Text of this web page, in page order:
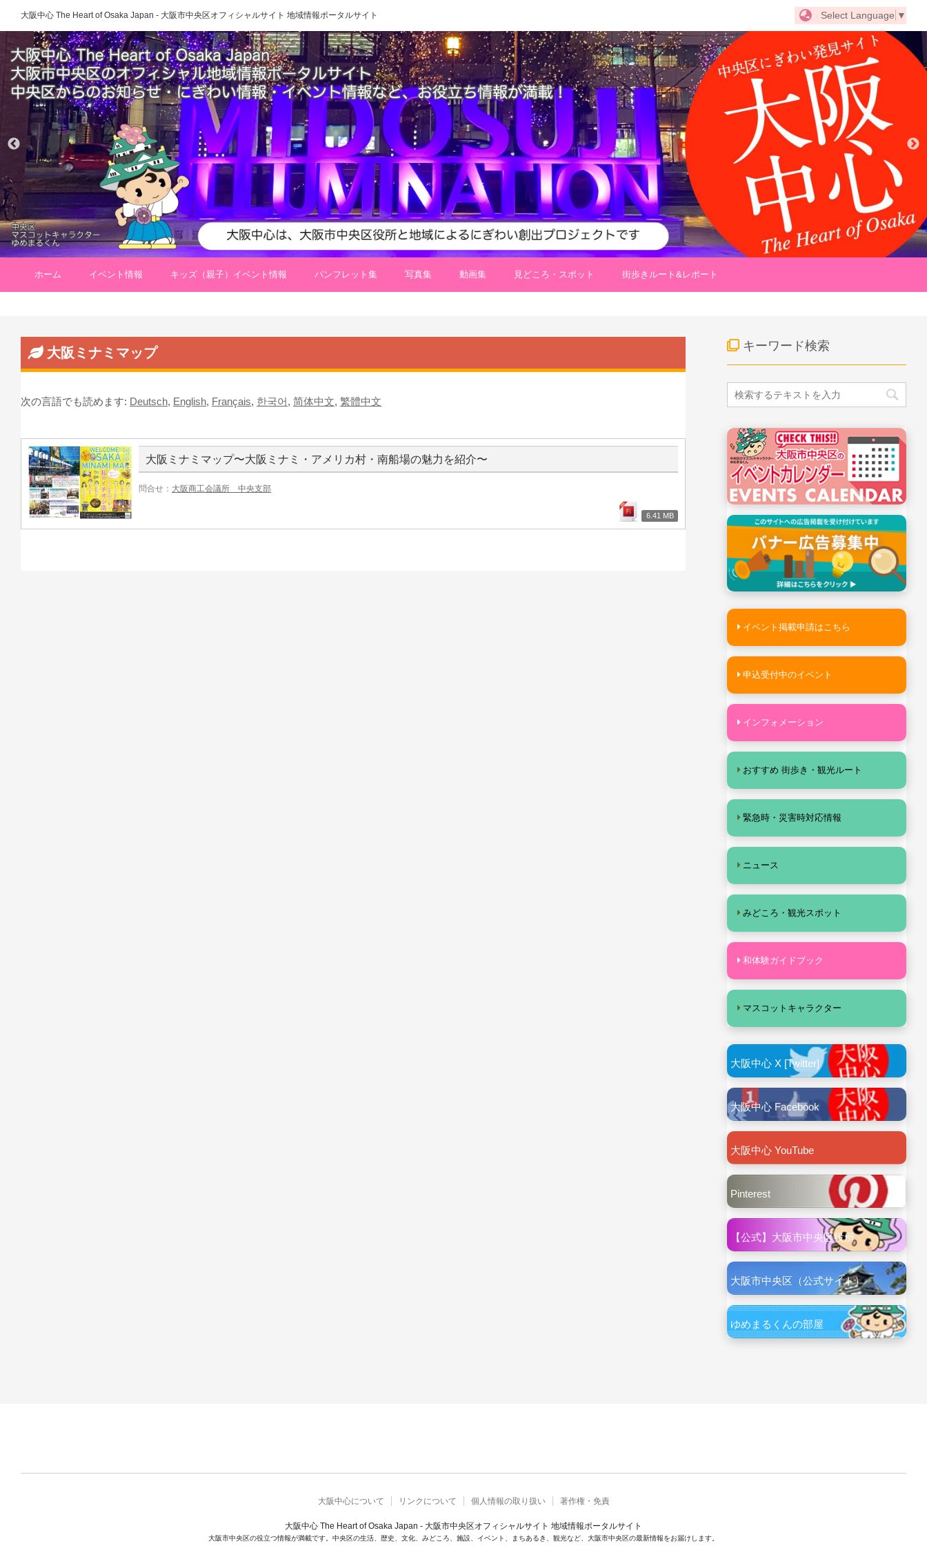
大阪中心 The Heart of Osaka Japan - 大阪市中央区オフィシャルサイト 地域情報ポータルサイト Select Language ▼
ホーム イベント情報 キッズ（親子）イベント情報 パンフレット集 写真集 動画集 見どころ・スポット 街歩きルート&レポート
大阪ミナミマップ
次の言語でも読めます: Deutsch, English, Français, 한국어, 简体中文, 繁體中文
大阪ミナミマップ〜大阪ミナミ・アメリカ村・南船場の魅力を紹介〜
問合せ： 大阪商工会議所 中央支部
6.41 MB
キーワード検索
イベント掲載申請はこちら
申込受付中のイベント
インフォメーション
おすすめ 街歩き・観光ルート
緊急時・災害時対応情報
ニュース
みどころ・観光スポット
和体験ガイドブック
マスコットキャラクター
大阪中心 X [Twitter]
大阪中心 Facebook
大阪中心 YouTube
Pinterest
【公式】大阪市中央区役所
大阪市中央区（公式サイト）
ゆめまるくんの部屋
大阪中心について リンクについて 個人情報の取り扱い 著作権・免責
大阪中心 The Heart of Osaka Japan - 大阪市中央区オフィシャルサイト 地域情報ポータルサイト
大阪市中央区の役立つ情報が満載です。中央区の生活、歴史、文化、みどころ、施設、イベント、まちあるき、観光など、大阪市中央区の最新情報をお届けします。